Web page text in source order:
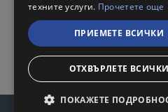
техните услуги. Прочетете още
ПРИЕМЕТЕ ВСИЧКИ
ОТХВЪРЛЕТЕ ВСИЧКИ
ПОКАЖЕТЕ